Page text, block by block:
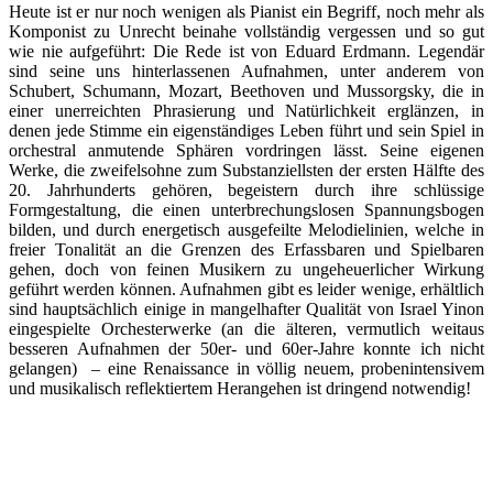
Heute ist er nur noch wenigen als Pianist ein Begriff, noch mehr als
Komponist zu Unrecht beinahe vollständig vergessen und so gut
wie nie aufgeführt: Die Rede ist von Eduard Erdmann. Legendär
sind seine uns hinterlassenen Aufnahmen, unter anderem von
Schubert, Schumann, Mozart, Beethoven und Mussorgsky, die in
einer unerreichten Phrasierung und Natürlichkeit erglänzen, in
denen jede Stimme ein eigenständiges Leben führt und sein Spiel in
orchestral anmutende Sphären vordringen lässt. Seine eigenen
Werke, die zweifelsohne zum Substanziellsten der ersten Hälfte des
20. Jahrhunderts gehören, begeistern durch ihre schlüssige
Formgestaltung, die einen unterbrechungslosen Spannungsbogen
bilden, und durch energetisch ausgefeilte Melodielinien, welche in
freier Tonalität an die Grenzen des Erfassbaren und Spielbaren
gehen, doch von feinen Musikern zu ungeheuerlicher Wirkung
geführt werden können. Aufnahmen gibt es leider wenige, erhältlich
sind hauptsächlich einige in mangelhafter Qualität von Israel Yinon
eingespielte Orchesterwerke (an die älteren, vermutlich weitaus
besseren Aufnahmen der 50er- und 60er-Jahre konnte ich nicht
gelangen) – eine Renaissance in völlig neuem, probenintensivem
und musikalisch reflektiertem Herangehen ist dringend notwendig!